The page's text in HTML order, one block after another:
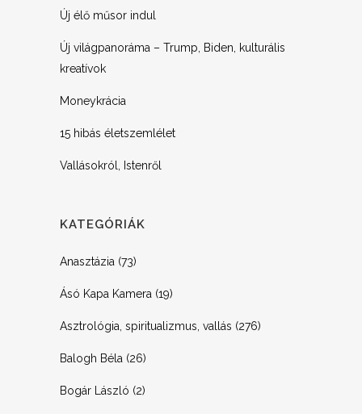
Új élő műsor indul
Új világpanoráma – Trump, Biden, kulturális
kreatívok
Moneykrácia
15 hibás életszemlélet
Vallásokról, Istenről
KATEGÓRIÁK
Anasztázia (73)
Ásó Kapa Kamera (19)
Asztrológia, spiritualizmus, vallás (276)
Balogh Béla (26)
Bogár László (2)